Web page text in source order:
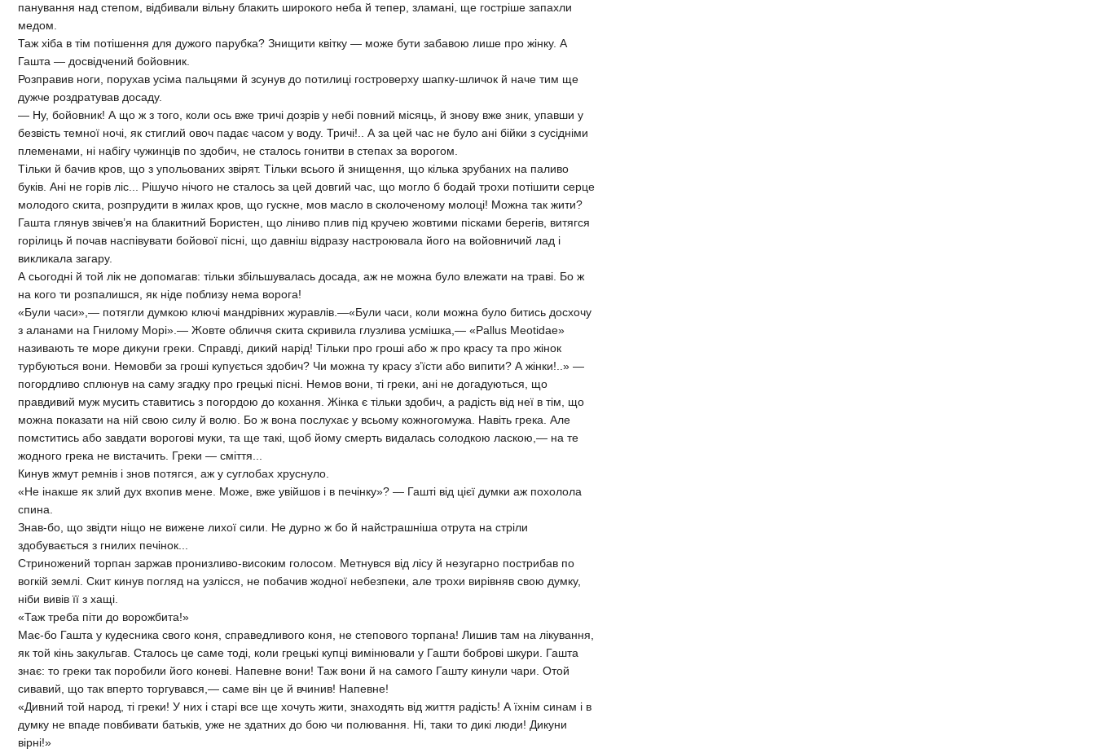
панування над степом, відбивали вільну блакить широкого неба й тепер, зламані, ще гостріше запахли
медом.
Таж хіба в тім потішення для дужого парубка? Знищити квітку — може бути забавою лише про жінку. А
Гашта — досвідчений бойовник.
Розправив ноги, порухав усіма пальцями й зсунув до потилиці гостроверху шапку-шличок й наче тим ще
дужче роздратував досаду.
— Ну, бойовник! А що ж з того, коли ось вже тричі дозрів у небі повний місяць, й знову вже зник, упавши у
безвість темної ночі, як стиглий овоч падає часом у воду. Тричі!.. А за цей час не було ані бійки з сусідніми
племенами, ні набігу чужинців по здобич, не сталось гонитви в степах за ворогом.
Тільки й бачив кров, що з упольованих звірят. Тільки всього й знищення, що кілька зрубаних на паливо
буків. Ані не горів ліс... Рішучо нічого не сталось за цей довгий час, що могло б бодай трохи потішити серце
молодого скита, розпрудити в жилах кров, що гускне, мов масло в сколоченому молоці! Можна так жити?
Гашта глянув звічев’я на блакитний Бористен, що ліниво плив під кручею жовтими пісками берегів, витягся
горілиць й почав наспівувати бойової пісні, що давніш відразу настроювала його на войовничий лад і
викликала загару.
А сьогодні й той лік не допомагав: тільки збільшувалась досада, аж не можна було влежати на траві. Бо ж
на кого ти розпалишся, як ніде поблизу нема ворога!
«Були часи»,— потягли думкою ключі мандрівних журавлів.—«Були часи, коли можна було битись досхочу
з аланами на Гнилому Морі».— Жовте обличчя скита скривила глузлива усмішка,— «Pallus Meotidae»
називають те море дикуни греки. Справді, дикий нарід! Тільки про гроші або ж про красу та про жінок
турбуються вони. Немовби за гроші купується здобич? Чи можна ту красу з’їсти або випити? А жінки!..» —
погордливо сплюнув на саму згадку про грецькі пісні. Немов вони, ті греки, ані не догадуються, що
правдивий муж мусить ставитись з погордою до кохання. Жінка є тільки здобич, а радість від неї в тім, що
можна показати на ній свою силу й волю. Бо ж вона послухає у всьому кожногомужа. Навіть грека. Але
помститись або завдати ворогові муки, та ще такі, щоб йому смерть видалась солодкою ласкою,— на те
жодного грека не вистачить. Греки — сміття...
Кинув жмут ремнів і знов потягся, аж у суглобах хруснуло.
«Не інакше як злий дух вхопив мене. Може, вже увійшов і в печінку»? — Гашті від цієї думки аж похолола
спина.
Знав-бо, що звідти ніщо не вижене лихої сили. Не дурно ж бо й найстрашніша отрута на стріли
здобувається з гнилих печінок...
Стриножений торпан заржав пронизливо-високим голосом. Метнувся від лісу й незугарно пострибав по
вогкій землі. Скит кинув погляд на узлісся, не побачив жодної небезпеки, але трохи вирівняв свою думку,
ніби вивів її з хащі.
«Таж треба піти до ворожбита!»
Має-бо Гашта у кудесника свого коня, справедливого коня, не степового торпана! Лишив там на лікування,
як той кінь закульгав. Сталось це саме тоді, коли грецькі купці вимінювали у Гашти боброві шкури. Гашта
знає: то греки так поробили його коневі. Напевне вони! Таж вони й на самого Гашту кинули чари. Отой
сивавий, що так вперто торгувався,— саме він це й вчинив! Напевне!
«Дивний той народ, ті греки! У них і старі все ще хочуть жити, знаходять від життя радість! А їхнім синам і в
думку не впаде повбивати батьків, уже не здатних до бою чи полювання. Ні, таки то дикі люди! Дикуни
вірні!»